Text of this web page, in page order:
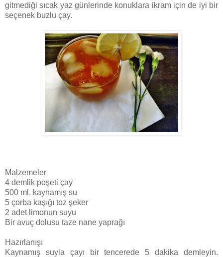
gitmediği sıcak yaz günlerinde konuklara ikram için de iyi bir
seçenek buzlu çay.
Malzemeler
4 demlik poşeti çay
500 ml. kaynamış su
5 çorba kaşığı toz şeker
2 adet limonun suyu
Bir avuç dolusu taze nane yaprağı
Hazırlanışı
Kaynamış suyla çayı bir tencerede 5 dakika demleyin.